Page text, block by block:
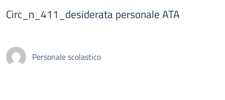
Circ_n_411_desiderata personale ATA
Personale scolastico